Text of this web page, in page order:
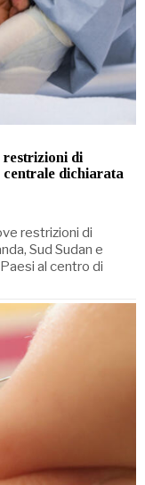
restrizioni di
dichiarata
restrizioni di
Sud Sudan e
al centro di